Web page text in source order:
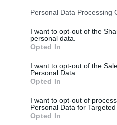
Personal Data Processing
I want to opt-out of the
personal data.
Opted In
I want to opt-out of the
Personal Data.
Opted In
I want to opt-out of
Personal Data for Targeted
Opted In
Debate sobre la
calidad de vida
EVA MALDONADO
Este jueves se
laboral en España.
Gobierno, busca
37.5 horas para
salarios. La